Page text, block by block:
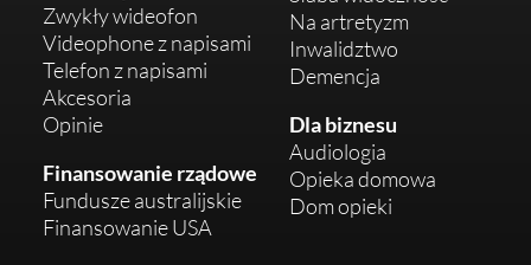
Zwykły wideofon
Videophone z napisami
Telefon z napisami
Akcesoria
Opinie
Finansowanie rządowe
Fundusze australijskie
Finansowanie USA
Na artretyzm
Inwalidztwo
Demencja
Dla biznesu
Audiologia
Opieka domowa
Dom opieki